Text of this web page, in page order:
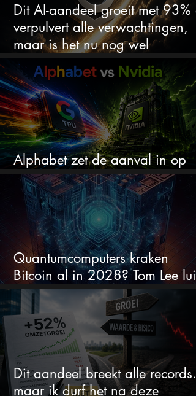
Dit AI-aandeel groeit met 93%
verpulvert alle verwachtingen,
maar is het nu nog wel
koopwaardig?
Alphabet zet de aanval in op
Nvidia met eigen AI-chips
Quantumcomputers kraken
Bitcoin al in 2028? Tom Lee
de alarmbel
Dit aandeel breekt alle
maar ik durf het na deze